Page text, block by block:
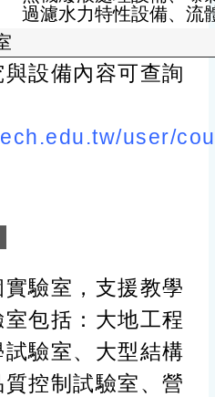
過濾水力特性設備、流
設備內容可查詢
user/
驗室，支援教學
包括：大地工程
驗室、大型結構
控制試驗室、營